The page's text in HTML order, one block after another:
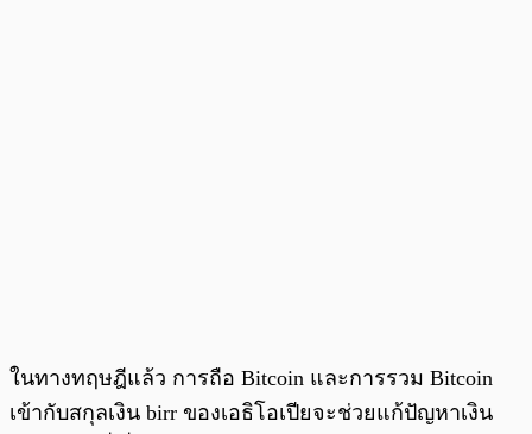
ในทางทฤษฎีแล้ว การถือ Bitcoin และการรวม Bitcoin
เข้ากับสกุลเงิน birr ของเอธิโอเปียจะช่วยแก้ปัญหาเงิน